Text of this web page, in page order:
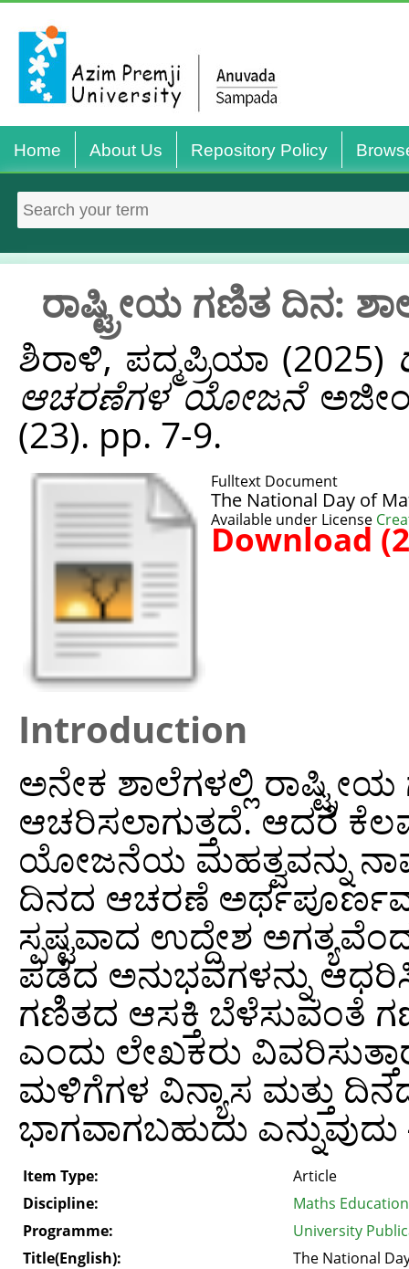
Home About Us Repository Policy
ರಾಷ್ಟ್ರೀಯ ಗಣಿತ ದಿನ:
ಶಿರಾಳಿ, ಪದ್ಮಪ್ರಿಯಾ (2025)
ಆಚರಣೆಗಳ ಯೋಜನೆ
(23). pp. 7-9.
Fulltext Document
The National Day of
Available under License
Download
Introduction
ಅನೇಕ ಶಾಲೆಗಳಲ್ಲಿ
ಆಚರಿಸಲಾಗುತ್ತದೆ. ಆದರೆ
ಯೋಜನೆಯ ಮಹತ್ವವನ್ನು
ದಿನದ ಆಚರಣೆ
ಸ್ಪಷ್ಟವಾದ ಉದ್ದೇಶ
ಪಡೆದ ಅನುಭವಗಳನ್ನು
ಗಣಿತದ ಆಸಕ್ತಿ ಬೆಳೆಸುವಂತೆ
ಎಂದು ಲೇಖಕರು
ಮಳಿಗೆಗಳ ವಿನ್ಯಾಸ ಮತ್ತು
ಭಾಗವಾಗಬಹುದು
Item Type:
Article
Discipline:
Maths Education
Programme:
University
Title(English):
The National